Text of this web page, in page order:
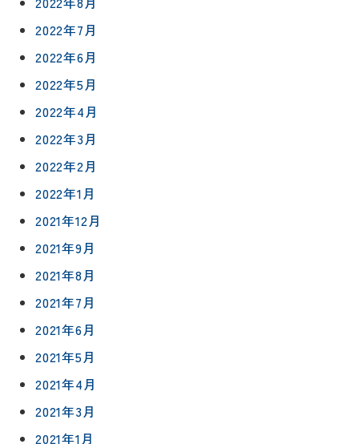
2022年7月
2022年6月
2022年5月
2022年4月
2022年3月
2022年2月
2022年1月
2021年12月
2021年9月
2021年8月
2021年7月
2021年6月
2021年5月
2021年4月
2021年3月
2021年1月